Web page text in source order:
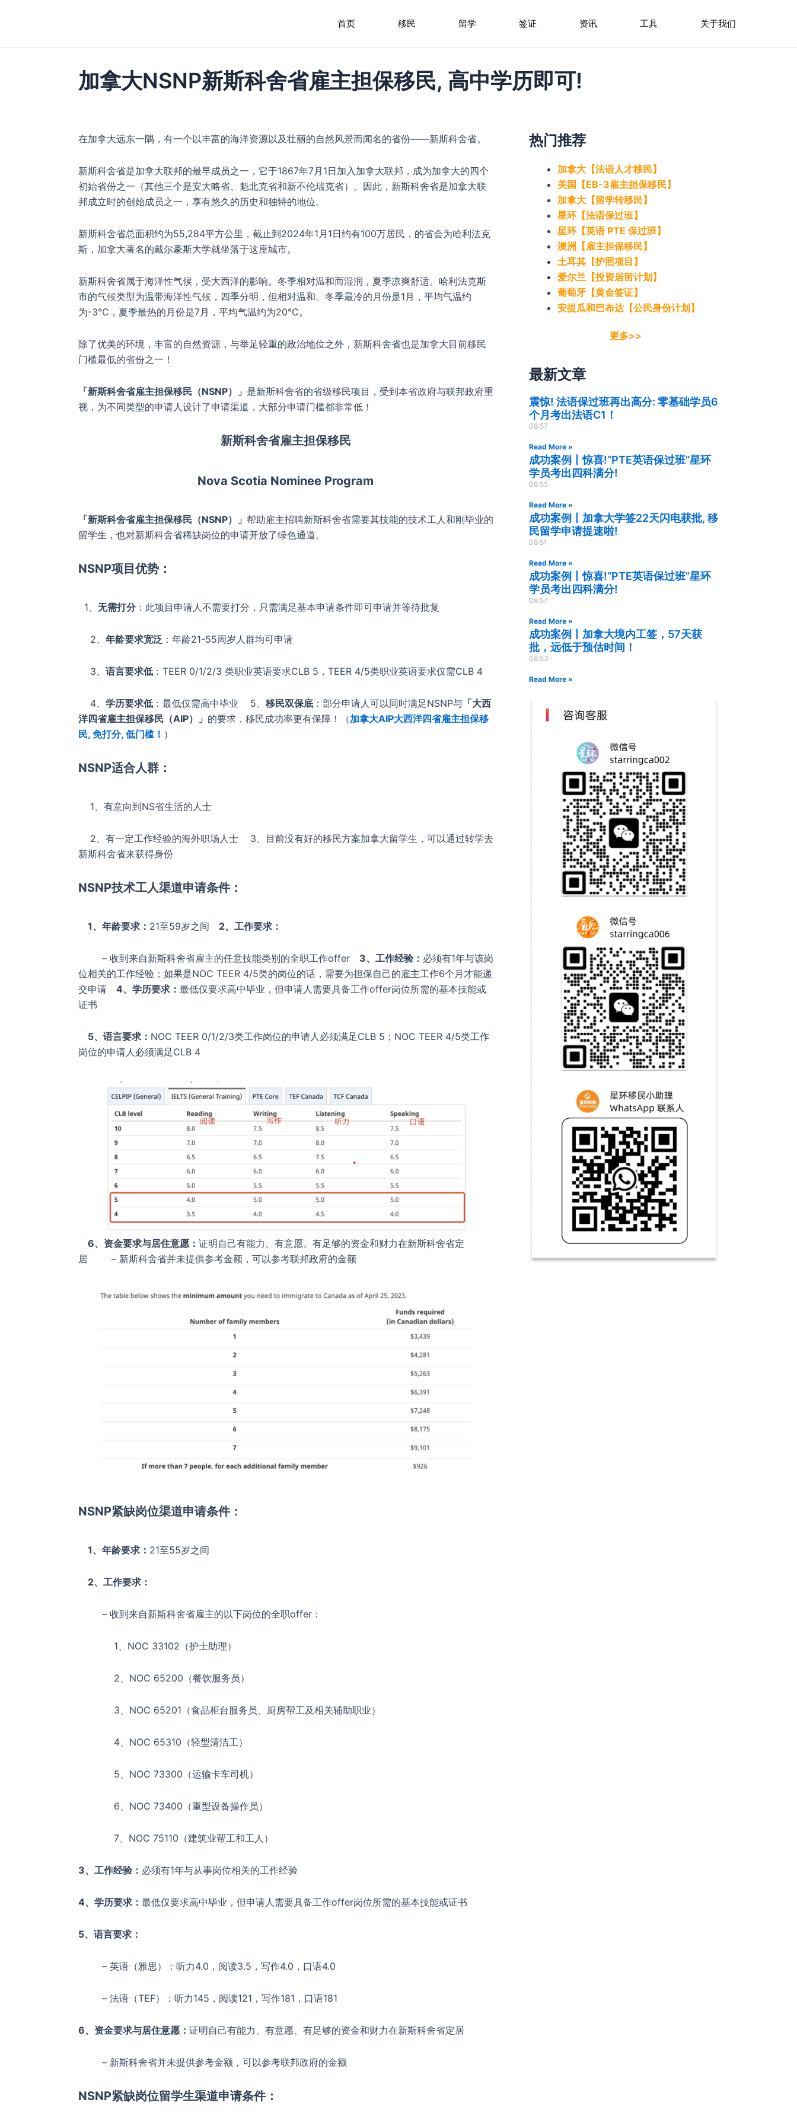
首页 移民 留学 签证 资讯 工具 关于我们
加拿大NSNP新斯科舍省雇主担保移民, 高中学历即可!
在加拿大远东一隅，有一个以丰富的海洋资源以及壮丽的自然风景而闻名的省份——新斯科舍省。
新斯科舍省是加拿大联邦的最早成员之一，它于1867年7月1日加入加拿大联邦，成为加拿大的四个
初始省份之一（其他三个是安大略省、魁北克省和新不伦瑞克省）。因此，新斯科舍省是加拿大联
邦成立时的创始成员之一，享有悠久的历史和独特的地位。
新斯科舍省总面积约为55,284平方公里，截止到2024年1月1日约有100万居民，的省会为哈利法克
斯，加拿大著名的戴尔豪斯大学就坐落于这座城市。
新斯科舍省属于海洋性气候，受大西洋的影响。冬季相对温和而湿润，夏季凉爽舒适。哈利法克斯
市的气候类型为温带海洋性气候，四季分明，但相对温和。冬季最冷的月份是1月，平均气温约
为-3°C，夏季最热的月份是7月，平均气温约为20°C。
除了优美的环境，丰富的自然资源，与举足轻重的政治地位之外，新斯科舍省也是加拿大目前移民
门槛最低的省份之一！
「新斯科舍省雇主担保移民（NSNP）」 是新斯科舍省的省级移民项目，受到本省政府与联邦政府重
视，为不同类型的申请人设计了申请渠道，大部分申请门槛都非常低！
新斯科舍省雇主担保移民
Nova Scotia Nominee Program
「新斯科舍省雇主担保移民（NSNP）」 帮助雇主招聘新斯科舍省需要其技能的技术工人和刚毕业的
留学生，也对新斯科舍省稀缺岗位的申请开放了绿色通道。
NSNP项目优势：
1、 无需打分：此项目申请人不需要打分，只需满足基本申请条件即可申请并等待批复
2、 年龄要求宽泛 ：年龄21-55周岁人群均可申请
3、 语言要求低 ：TEER 0/1/2/3 类职业英语要求CLB 5，TEER 4/5类职业英语要求仅需CLB 4
4、 学历要求低 ：最低仅需高中毕业 5、 移民双保底 ：部分申请人可以同时满足NSNP与 「大西
洋四省雇主担保移民（AIP）」 的要求，移民成功率更有保障！（加拿大AIP大西洋四省雇主担保移
民, 免打分, 低门槛！ ）
NSNP适合人群：
1、有意向到NS省生活的人士
2、有一定工作经验的海外职场人士 3、目前没有好的移民方案加拿大留学生，可以通过转学去
新斯科舍省来获得身份
NSNP技术工人渠道申请条件：
1、年龄要求： 21至59岁之间 2、工作要求：
– 收到来自新斯科舍省雇主的任意技能类别的全职工作offer 3、工作经验： 必须有1年与该岗
位相关的工作经验；如果是NOC TEER 4/5类的岗位的话，需要为担保自己的雇主工作6个月才能递
交申请 4、学历要求： 最低仅要求高中毕业，但申请人需要具备工作offer岗位所需的基本技能或
证书
5、语言要求： NOC TEER 0/1/2/3类工作岗位的申请人必须满足CLB 5；NOC TEER 4/5类工作
岗位的申请人必须满足CLB 4
6、资金要求与居住意愿： 证明自己有能力、有意愿、有足够的资金和财力在新斯科舍省定
居 – 新斯科舍省并未提供参考金额，可以参考联邦政府的金额
NSNP紧缺岗位渠道申请条件：
1、年龄要求： 21至55岁之间
2、工作要求：
– 收到来自新斯科舍省雇主的以下岗位的全职offer：
1、NOC 33102（护士助理）
2、NOC 65200（餐饮服务员）
3、NOC 65201（食品柜台服务员、厨房帮工及相关辅助职业）
4、NOC 65310（轻型清洁工）
5、NOC 73300（运输卡车司机）
6、NOC 73400（重型设备操作员）
7、NOC 75110（建筑业帮工和工人）
3、工作经验： 必须有1年与从事岗位相关的工作经验
4、学历要求： 最低仅要求高中毕业，但申请人需要具备工作offer岗位所需的基本技能或证书
5、语言要求：
– 英语（雅思）：听力4.0，阅读3.5，写作4.0，口语4.0
– 法语（TEF）：听力145，阅读121，写作181，口语181
6、资金要求与居住意愿： 证明自己有能力、有意愿、有足够的资金和财力在新斯科舍省定居
– 新斯科舍省并未提供参考金额，可以参考联邦政府的金额
NSNP紧缺岗位留学生渠道申请条件：
热门推荐
加拿大【法语人才移民】
美国【EB-3雇主担保移民】
加拿大【留学转移民】
星环【法语保过班】
星环【英语 PTE 保过班】
澳洲【雇主担保移民】
土耳其【护照项目】
爱尔兰【投资居留计划】
葡萄牙【黄金签证】
安提瓜和巴布达【公民身份计划】
更多>>
最新文章
震惊! 法语保过班再出高分: 零基础学员6
个月考出法语C1！
08:57
Read More »
成功案例丨惊喜!“PTE英语保过班”星环
学员考出四科满分!
08:55
Read More »
成功案例丨加拿大学签22天闪电获批, 移
民留学申请提速啦!
08:51
Read More »
成功案例丨惊喜!“PTE英语保过班”星环
学员考出四科满分!
08:57
Read More »
成功案例丨加拿大境内工签，57天获
批，远低于预估时间！
08:53
Read More »